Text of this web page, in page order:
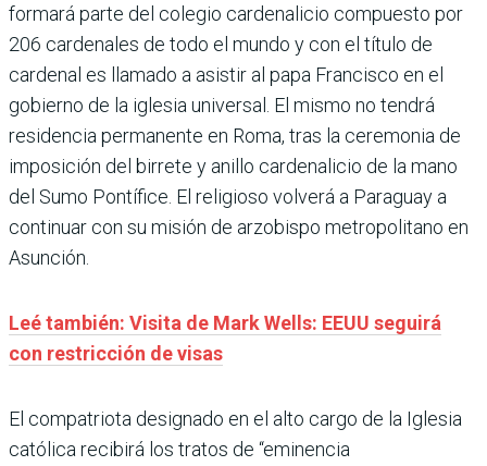
formará parte del colegio cardenalicio compuesto por
206 cardenales de todo el mundo y con el título de
cardenal es llamado a asistir al papa Francisco en el
gobierno de la iglesia universal. El mismo no tendrá
residencia permanente en Roma, tras la ceremonia de
imposición del birrete y anillo cardenalicio de la mano
del Sumo Pontífice. El religioso volverá a Paraguay a
continuar con su misión de arzobispo metropolitano en
Asunción.
Leé también: Visita de Mark Wells: EEUU seguirá
con restricción de visas
El compatriota designado en el alto cargo de la Iglesia
católica recibirá los tratos de “eminencia